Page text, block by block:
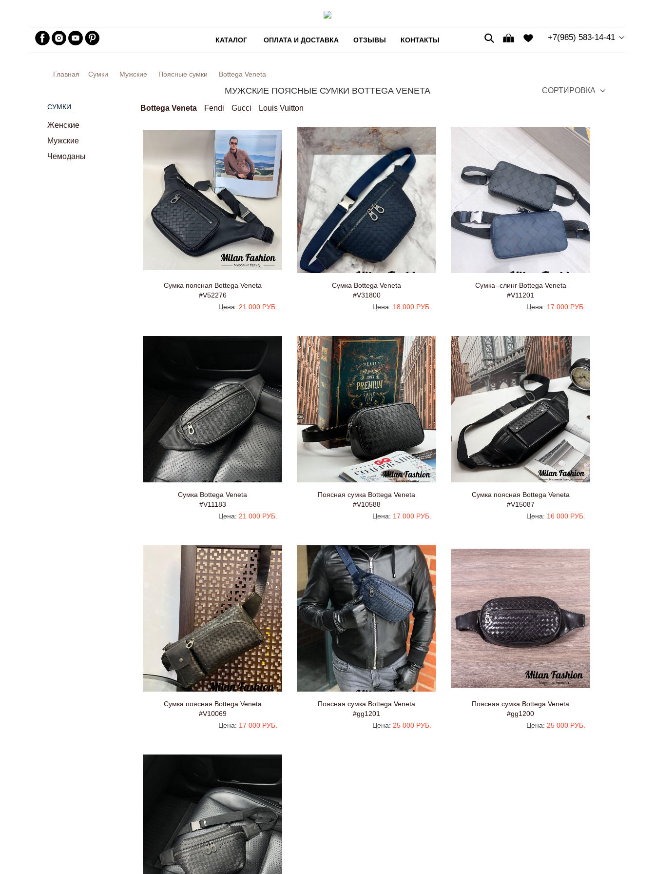
КАТАЛОГ ОПЛАТА И ДОСТАВКА ОТЗЫВЫ КОНТАКТЫ +7(985) 583-14-41
Главная Сумки Мужские Поясные сумки Bottega Veneta
МУЖСКИЕ ПОЯСНЫЕ СУМКИ BOTTEGA VENETA СОРТИРОВКА
СУМКИ
Женские
Мужские
Чемоданы
Bottega Veneta Fendi Gucci Louis Vuitton
Сумка поясная Bottega Veneta
#V52276
Цена: 21 000 РУБ.
Сумка Bottega Veneta
#V31800
Цена: 18 000 РУБ.
Сумка -слинг Bottega Veneta
#V11201
Цена: 17 000 РУБ.
Сумка Bottega Veneta
#V11183
Цена: 21 000 РУБ.
Поясная сумка Bottega Veneta
#V10588
Цена: 17 000 РУБ.
Сумка поясная Bottega Veneta
#V15087
Цена: 16 000 РУБ.
Сумка поясная Bottega Veneta
#V10069
Цена: 17 000 РУБ.
Поясная сумка Bottega Veneta
#gg1201
Цена: 25 000 РУБ.
Поясная сумка Bottega Veneta
#gg1200
Цена: 25 000 РУБ.